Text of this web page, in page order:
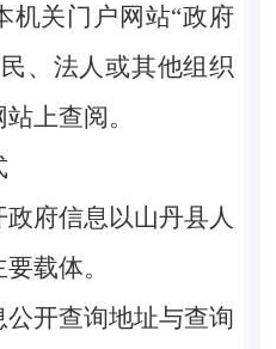
机关门户网站“政府
、法人或其他组织
上查阅。
府信息以山丹县人
载体。
公开查询地址与查询